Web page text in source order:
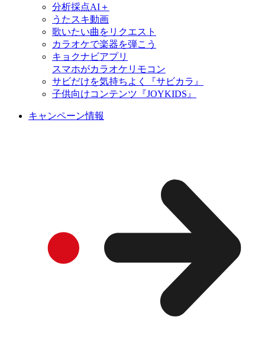
分析採点AI＋
うたスキ動画
歌いたい曲をリクエスト
カラオケで楽器を弾こう
キョクナビアプリ
スマホがカラオケリモコン
サビだけを気持ちよく『サビカラ』
子供向けコンテンツ『JOYKIDS』
キャンペーン情報